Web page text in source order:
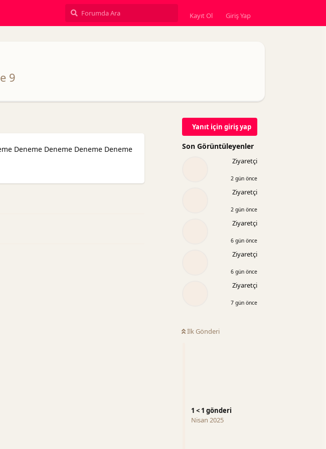
Kayıt Ol Giriş Yap
9
Yanıt için giriş yap
Son Görüntüleyenler
Ziyaretçi
2 gün önce
Ziyaretçi
2 gün önce
Ziyaretçi
6 gün önce
Ziyaretçi
6 gün önce
Ziyaretçi
7 gün önce
İlk Gönderi
1 < 1 gönderi
Nisan 2025
Deneme Deneme Deneme Deneme